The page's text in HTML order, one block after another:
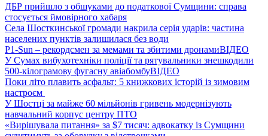
ДБР прийшло з обшуками до податкової Сумщини: справа
стосується ймовірного хабаря
Села Шосткинської громади накрила серія ударів: частина
населених пунктів залишилася без води
P1-Sun – рекордсмен за мемами та збитими дронамиВІДЕО
У Сумах вибухотехніки поліції та рятувальники знешкодили
500-кілограмову фугасну авіабомбуВІДЕО
Поки літо плавить асфальт: 5 книжкових історій із зимовим
настроєм
У Шостці за майже 60 мільйонів гривень модернізують
навчальний корпус центру ПТО
«Вирішувала питання» за $7 тисяч: адвокатку із Сумщини